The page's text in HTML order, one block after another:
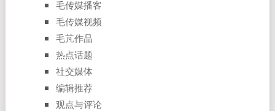
毛传媒播客
毛传媒视频
毛芃作品
热点话题
社交媒体
编辑推荐
观点与评论